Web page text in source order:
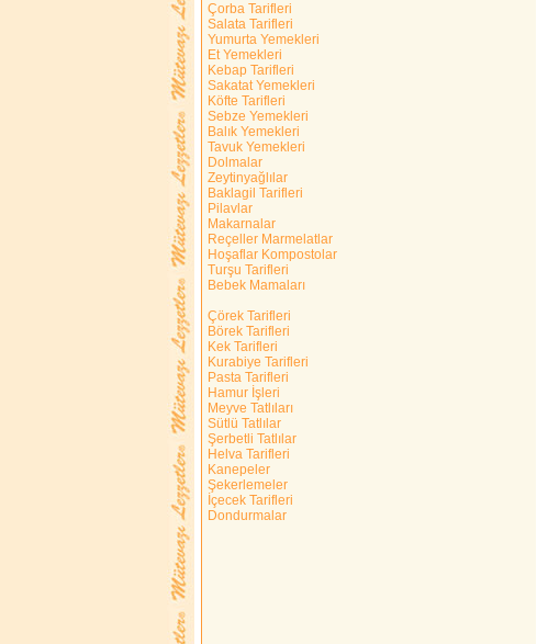
Çorba Tarifleri
Salata Tarifleri
Yumurta Yemekleri
Et Yemekleri
Kebap Tarifleri
Sakatat Yemekleri
Köfte Tarifleri
Sebze Yemekleri
Balık Yemekleri
Tavuk Yemekleri
Dolmalar
Zeytinyağlılar
Baklagil Tarifleri
Pilavlar
Makarnalar
Reçeller Marmelatlar
Hoşaflar Kompostolar
Turşu Tarifleri
Bebek Mamaları
Çörek Tarifleri
Börek Tarifleri
Kek Tarifleri
Kurabiye Tarifleri
Pasta Tarifleri
Hamur İşleri
Meyve Tatlıları
Sütlü Tatlılar
Şerbetli Tatlılar
Helva Tarifleri
Kanepeler
Şekerlemeler
İçecek Tarifleri
Dondurmalar